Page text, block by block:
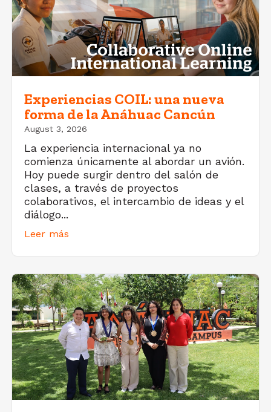
Experiencias COIL: una nueva
forma de la Anáhuac Cancún
August 3, 2026
La experiencia internacional ya no
comienza únicamente al abordar un avión.
Hoy puede surgir dentro del salón de
clases, a través de proyectos
colaborativos, el intercambio de ideas y el
diálogo...
Leer más